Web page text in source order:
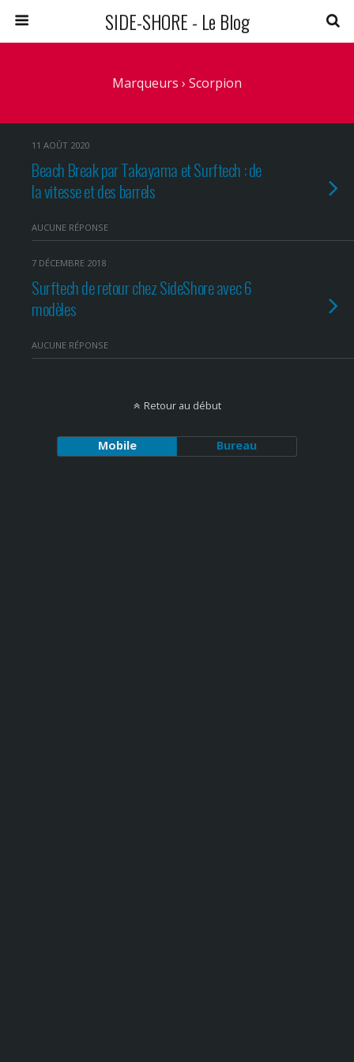
SIDE-SHORE - Le Blog
Marqueurs › Scorpion
11 AOÛT 2020
Beach Break par Takayama et Surftech : de
la vitesse et des barrels
AUCUNE RÉPONSE
7 DÉCEMBRE 2018
Surftech de retour chez SideShore avec 6
modèles
AUCUNE RÉPONSE
Retour au début
Mobile Bureau